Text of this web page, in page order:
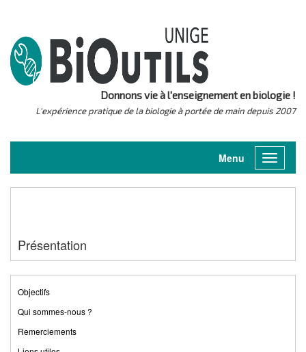
Donnons vie à l'enseignement en biologie !
L'expérience pratique de la biologie à portée de main depuis 2007
Toggle
Menu
Présentation
Objectifs
Qui sommes-nous ?
Remerciements